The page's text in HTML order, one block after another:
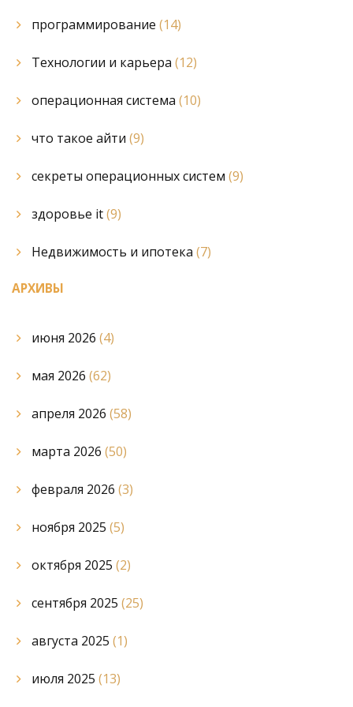
программирование (14)
Технологии и карьера (12)
операционная система (10)
что такое айти (9)
секреты операционных систем (9)
здоровье it(9)
Недвижимость и ипотека (7)
АРХИВЫ
июня 2026 (4)
мая 2026 (62)
апреля 2026 (58)
марта 2026 (50)
февраля 2026 (3)
ноября 2025 (5)
октября 2025 (2)
сентября 2025 (25)
августа 2025 (1)
июля 2025 (13)